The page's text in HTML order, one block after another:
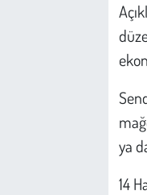
ya
14